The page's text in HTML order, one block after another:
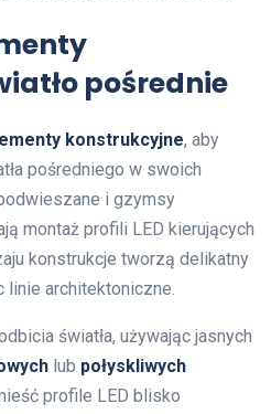
pośrednie
konstrukcyjne, aby
pośredniego w swoich
i gzymsy
montaż profili LED kierujących
konstrukcje tworzą delikatny
linie architektoniczne.
światła, używając jasnych
lub połyskliwych
profile LED blisko